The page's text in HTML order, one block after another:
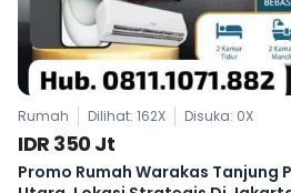
Rumah Dilihat: 162X Disuka: 0X
IDR 350 Jt
Promo Rumah Warakas Tanjung